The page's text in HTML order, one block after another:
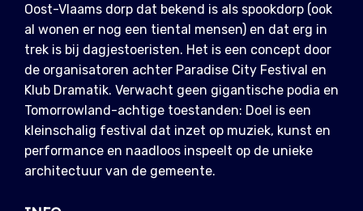
Oost-Vlaams dorp dat bekend is als spookdorp (ook
al wonen er nog een tiental mensen) en dat erg in
trek is bij dagjestoeristen. Het is een concept door
de organisatoren achter Paradise City Festival en
Klub Dramatik. Verwacht geen gigantische podia en
Tomorrowland-achtige toestanden: Doel is een
kleinschalig festival dat inzet op muziek, kunst en
performance en naadloos inspeelt op de unieke
architectuur van de gemeente.